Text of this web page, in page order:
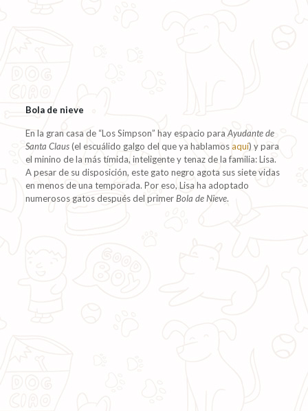
Bola de nieve
En la gran casa de “Los Simpson” hay espacio paraAyudante de
Santa Claus(el escuálido galgo del que ya hablamosaquí) y para
el minino de la más tímida, inteligente y tenaz de la familia: Lisa.
A pesar de su disposición, este gato negro agota sus siete vidas
en menos de una temporada. Por eso, Lisa ha adoptado
numerosos gatos después del primerBola de Nieve.